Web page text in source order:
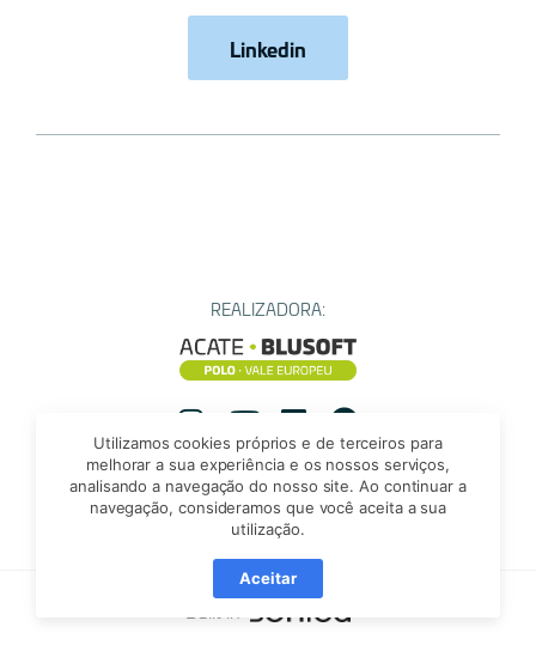
Linkedin
REALIZADORA:
InstagramYouTubeInstagramFacebook
Built in
Utilizamos cookies próprios e de terceiros para
melhorar a sua experiência e os nossos serviços,
analisando a navegação do nosso site. Ao continuar a
navegação, consideramos que você aceita a sua
utilização.
Aceitar